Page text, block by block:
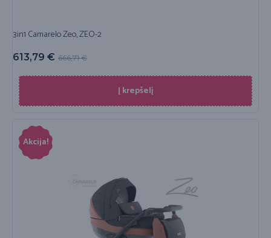
3in1 Camarelo Zeo, ZEO-2
666,71€
613,79 €
Į krepšelį
Akcija!